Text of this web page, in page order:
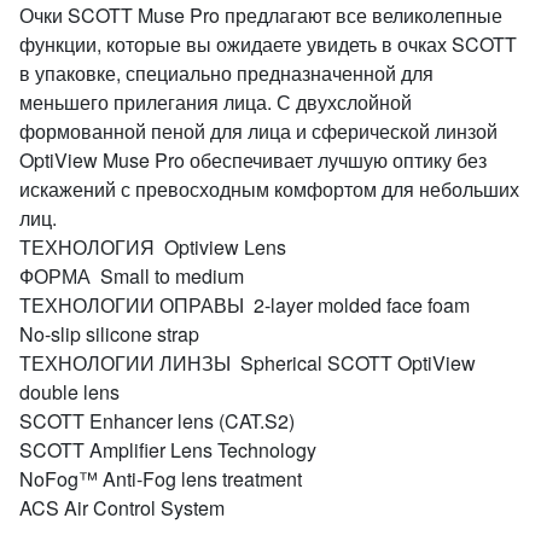
Очки SCOTT Muse Pro предлагают все великолепные
функции, которые вы ожидаете увидеть в очках SCOTT
в упаковке, специально предназначенной для
меньшего прилегания лица. С двухслойной
формованной пеной для лица и сферической линзой
OptiView Muse Pro обеспечивает лучшую оптику без
искажений с превосходным комфортом для небольших
лиц.
ТЕХНОЛОГИЯ Optiview Lens
ФОРМА Small to medium
ТЕХНОЛОГИИ ОПРАВЫ 2-layer molded face foam
No-slip silicone strap
ТЕХНОЛОГИИ ЛИНЗЫ Spherical SCOTT OptiView
double lens
SCOTT Enhancer lens (CAT.S2)
SCOTT Amplifier Lens Technology
NoFog™ Anti-Fog lens treatment
ACS Air Control System